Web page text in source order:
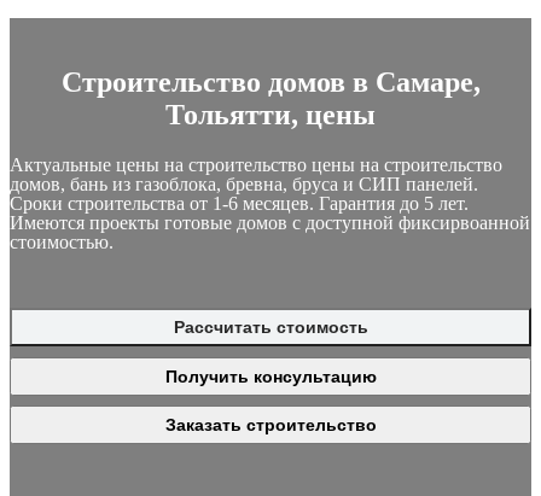
Строительство домов в Самаре,
Тольятти, цены
Актуальные цены на строительство цены на строительство
домов, бань из газоблока, бревна, бруса и СИП панелей.
Сроки строительства от 1-6 месяцев. Гарантия до 5 лет.
Имеются проекты готовые домов с доступной фиксирвоанной
стоимостью.
Рассчитать стоимость
Получить консультацию
Заказать строительство